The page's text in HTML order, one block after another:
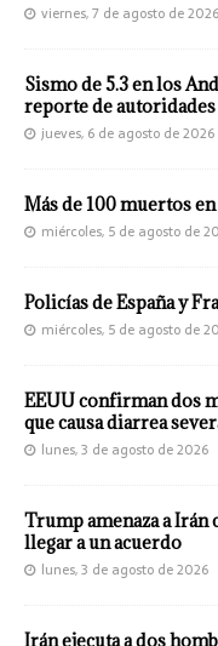
viernes, 7 de agosto de 2026
Sismo de 5.3 en los
reporte de autoridades
jueves, 6 de agosto de 2026
Más de 100 muertos
miércoles, 5 de agosto de
Policías de España y
miércoles, 5 de agosto de
EEUU confirman dos
que causa diarrea
lunes, 3 de agosto de 2026
Trump amenaza a Irán
llegar a un acuerdo
lunes, 3 de agosto de 2026
Irán ejecuta a dos